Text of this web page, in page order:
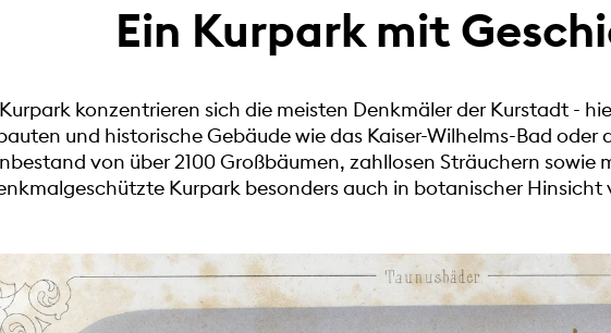
Ein Kurpark mit
konzentrieren sich die meisten Denkmäler der Kurstadt -
und historische Gebäude wie das Kaiser-Wilhelms-Bad oder
von über 2100 Großbäumen, zahllosen Sträuchern sowie
Kurpark besonders auch in botanischer Hinsicht